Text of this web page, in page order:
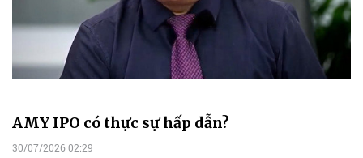
AMY IPO có thực sự hấp dẫn?
30/07/2026 02:29